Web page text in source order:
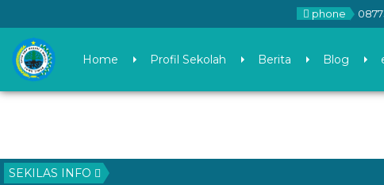
phone
Home Profil Sekolah Berita Blog
SEKILAS INFO